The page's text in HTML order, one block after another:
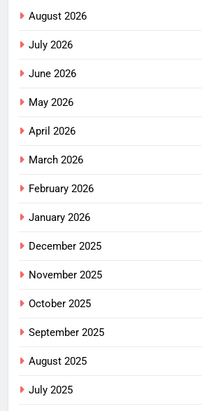
August 2026
July 2026
June 2026
May 2026
April 2026
March 2026
February 2026
January 2026
December 2025
November 2025
October 2025
September 2025
August 2025
July 2025